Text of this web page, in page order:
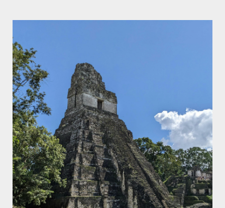
Selecciona una data
Els nostres experts et faran una videotrucada
personalitzada de 30 minuts per entendre les teves
necessitats i assessorar-te amb solucions a mida.
AGOST 2026
DL. DT. DC. DJ. DV. DS. DG.